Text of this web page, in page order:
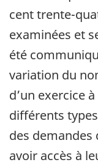
cent trente-
examinées et
été
variation du
d’un exercice
différents
des demandes
avoir accès à